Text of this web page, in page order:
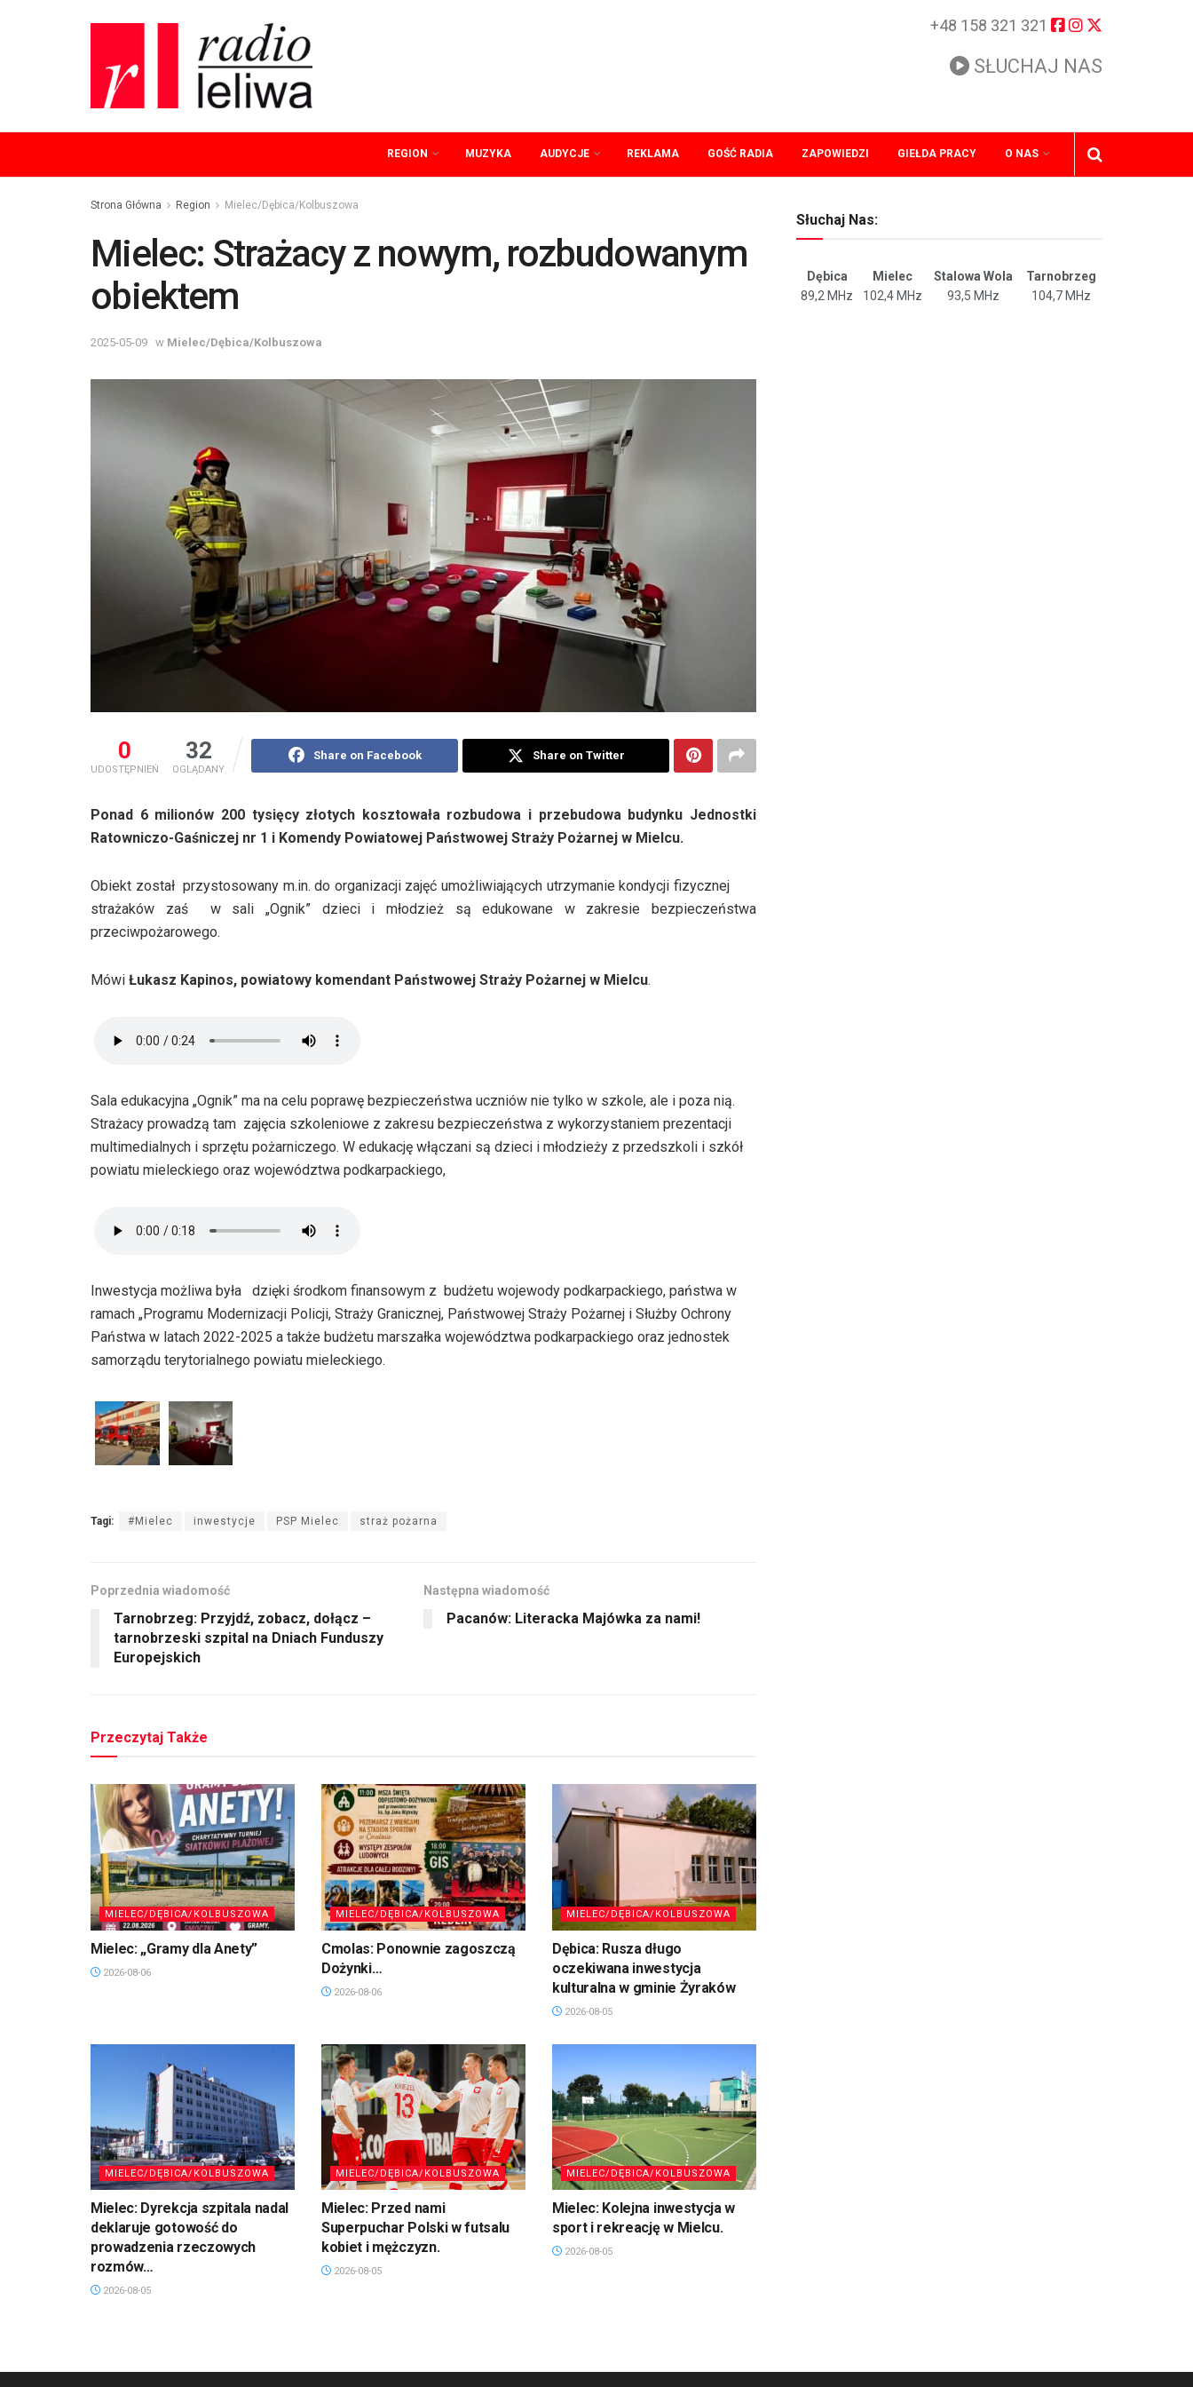
+48 158 321 321
SŁUCHAJ NAS
REGION MUZYKA AUDYCJE REKLAMA GOŚĆ RADIA ZAPOWIEDZI GIEŁDA PRACY O NAS
Strona Główna Region Mielec/Dębica/Kolbuszowa
Mielec: Strażacy z nowym, rozbudowanym
obiektem
2025-05-09 w Mielec/Dębica/Kolbuszowa
0
UDOSTĘPNIEŃ
32
OGLĄDANY
Share on Facebook Share on Twitter
Ponad 6 milionów 200 tysięcy złotych kosztowała rozbudowa i przebudowa budynku Jednostki
Ratowniczo-Gaśniczej nr 1 i Komendy Powiatowej Państwowej Straży Pożarnej w Mielcu.
Obiekt został przystosowany m.in. do organizacji zajęć umożliwiających utrzymanie kondycji fizycznej
strażaków zaś w sali „Ognik” dzieci i młodzież są edukowane w zakresie bezpieczeństwa
przeciwpożarowego.
Mówi Łukasz Kapinos, powiatowy komendant Państwowej Straży Pożarnej w Mielcu.
Sala edukacyjna „Ognik” ma na celu poprawę bezpieczeństwa uczniów nie tylko w szkole, ale i poza nią.
Strażacy prowadzą tam zajęcia szkoleniowe z zakresu bezpieczeństwa z wykorzystaniem prezentacji
multimedialnych i sprzętu pożarniczego. W edukację włączani są dzieci i młodzieży z przedszkoli i szkół
powiatu mieleckiego oraz województwa podkarpackiego,
Inwestycja możliwa była dzięki środkom finansowym z budżetu wojewody podkarpackiego, państwa w
ramach „Programu Modernizacji Policji, Straży Granicznej, Państwowej Straży Pożarnej i Służby Ochrony
Państwa w latach 2022-2025 a także budżetu marszałka województwa podkarpackiego oraz jednostek
samorządu terytorialnego powiatu mieleckiego.
Tagi: #Mielec inwestycje PSP Mielec straż pożarna
Poprzednia wiadomość
Tarnobrzeg: Przyjdź, zobacz, dołącz –
tarnobrzeski szpital na Dniach Funduszy
Europejskich
Następna wiadomość
Pacanów: Literacka Majówka za nami!
Przeczytaj Także
MIELEC/DĘBICA/KOLBUSZOWA
Mielec: „Gramy dla Anety”
2026-08-06
MIELEC/DĘBICA/KOLBUSZOWA
Cmolas: Ponownie zagoszczą
Dożynki…
2026-08-06
MIELEC/DĘBICA/KOLBUSZOWA
Dębica: Rusza długo
oczekiwana inwestycja
kulturalna w gminie Żyraków
2026-08-05
MIELEC/DĘBICA/KOLBUSZOWA
Mielec: Dyrekcja szpitala nadal
deklaruje gotowość do
prowadzenia rzeczowych
rozmów…
2026-08-05
MIELEC/DĘBICA/KOLBUSZOWA
Mielec: Przed nami
Superpuchar Polski w futsalu
kobiet i mężczyzn.
2026-08-05
MIELEC/DĘBICA/KOLBUSZOWA
Mielec: Kolejna inwestycja w
sport i rekreację w Mielcu.
2026-08-05
Słuchaj Nas:
Dębica Mielec Stalowa Wola
Tarnobrzeg
89,2 MHz
102,4 MHz 93,5 MHz 104,7 MHz